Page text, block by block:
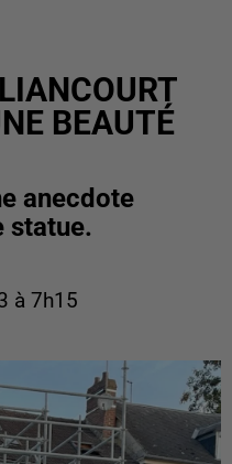
BEAUTÉ
anecdote
statue.
à 7h15